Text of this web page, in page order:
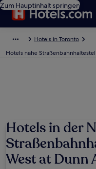
Zum Hauptinhalt springen
Hotels in Toronto
Hotels nahe
Hotels in der
West at Dunn